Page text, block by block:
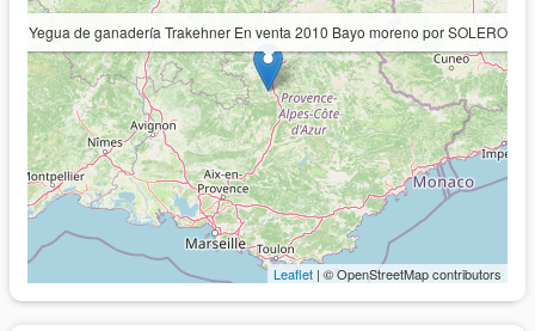
Yegua de ganadería Trakehner En venta 2010 Bayo moreno por SOLERO
Leaflet | © OpenStreetMap contributors